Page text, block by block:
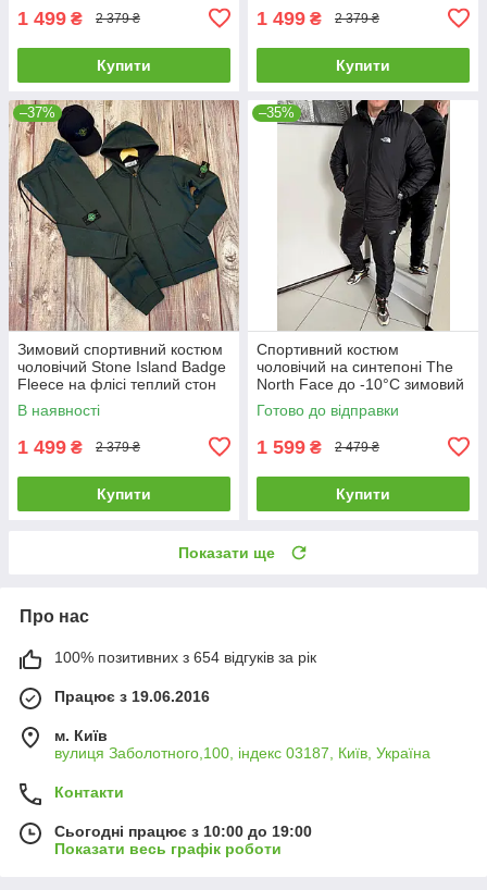
1 499 ₴ 2 379 ₴
Купити
1 499 ₴ 2 379 ₴
Купити
–37%
Зимовий спортивний костюм
чоловічий Stone Island Badge
Fleece на флісі теплий стон
айленд хакі
В наявності
1 499 ₴ 2 379 ₴
Купити
–35%
Спортивний костюм
чоловічий на синтепоні The
North Face до -10°C зимовий
теплий тнф чорний
Готово до відправки
1 599 ₴ 2 479 ₴
Купити
Показати ще
Про нас
100% позитивних з 654 відгуків за рік
Працює з 19.06.2016
м. Київ
вулиця Заболотного,100, індекс 03187, Київ, Україна
Контакти
Сьогодні працює з 10:00 до 19:00
Показати весь графік роботи